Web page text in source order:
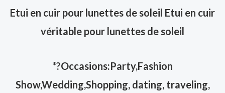
Etui en cuir pour lunettes de soleil Etui en cuir
véritable pour lunettes de soleil
*?Occasions:Party,Fashion
Show,Wedding,Shopping, dating, traveling,